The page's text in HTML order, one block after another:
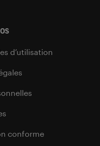
d’utilisation
conforme